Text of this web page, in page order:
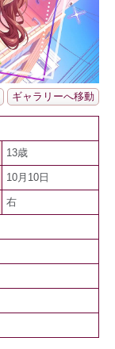
ギャラリーへ移動
13歳
10月10日
右